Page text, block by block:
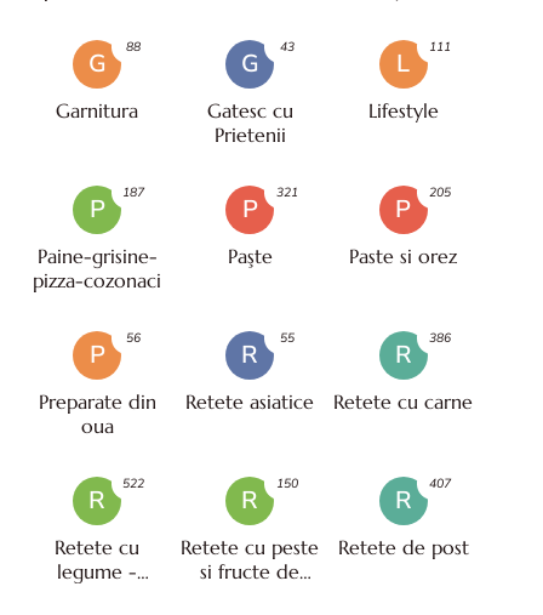
G
Garnitura
88
G
Gatesc cu
Prietenii
43
L
Lifestyle
111
P
Paine-grisine-
pizza-cozonaci
187
P
Paşte
321
P
Paste si orez
205
P
Preparate din
oua
56
R
Retete asiatice
55
R
Retete cu carne
386
R
Retete cu
legume -
522
R
Retete cu peste
si fructe de
150
R
Retete de post
407